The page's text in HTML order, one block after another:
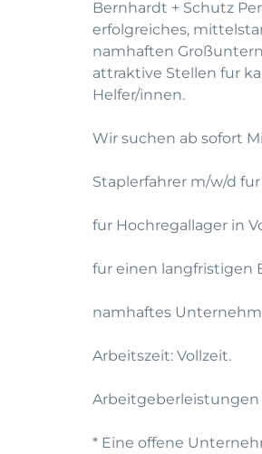
Bernhardt + Schutz
erfolgreiches,
namhaften
attraktive Stellen fur
Helfer/innen.
Wir suchen ab sofort
Staplerfahrer m/w/d
fur Hochregallager in
fur einen langfristigen
namhaftes
Arbeitszeit: Vollzeit.
* Eine offene